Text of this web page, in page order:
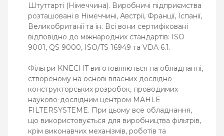
Штутгарті (Німеччина). Виробничі підприємства
розташовані в Німеччині, Австрії, Франції, Іспанії,
Великобританії та ін. Всі вони сертифіковані
відповідно до міжнародних стандартів: ISO
9001, QS 9000, ISO/TS 16949 та VDA 6.1.
Фільтри KNECHT виготовляються на обладнанні,
створеному на основі власних дослідно-
конструкторських розробок, проводимих
науково-дослідним центром MAHLE
FILTERSYSTEME. При цьому все обладнання,
що використовується для виробництва фільтрів,
крім виконавчих механізмів, роботів та